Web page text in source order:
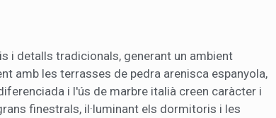
i detalls tradicionals, generant un ambient
amb les terrasses de pedra arenisca espanyola,
i l'ús de marbre italià creen caràcter i
finestrals, il·luminant els dormitoris i les